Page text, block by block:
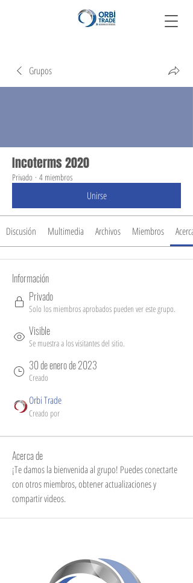
Grupos
Incoterms 2020
Privado · 4 miembros
Unirse
Discusión Multimedia Archivos Miembros
Información
Privado
Solo los miembros aprobados pueden ver este grupo.
Visible
Se muestra a los visitantes del sitio.
30 de enero de 2023
Creado
Orbi Trade
Creado por
Acerca de
¡Te damos la bienvenida al grupo! Puedes conectarte
con otros miembros, obtener actualizaciones y
compartir videos.